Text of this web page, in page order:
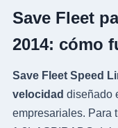
Save Fleet
2014: cómo
Save Fleet Speed
velocidad diseñado
empresariales. Para